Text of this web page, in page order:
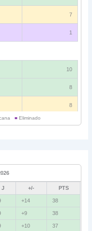
7
1
10
8
8
5
■Eliminado
J +/- PTS
+14 38
+9 38
+10 37